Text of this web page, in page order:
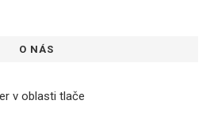
O NÁS
v oblasti tlače